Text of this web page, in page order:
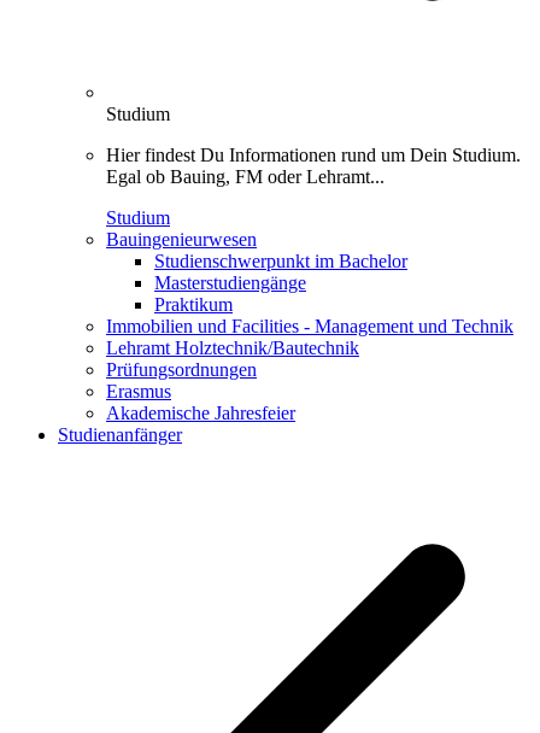
Studium
Hier findest Du Informationen rund um Dein Studium.
Egal ob Bauing, FM oder Lehramt...
Studium
Bauingenieurwesen
Studienschwerpunkt im Bachelor
Masterstudiengänge
Praktikum
Immobilien und Facilities - Management und Technik
Lehramt Holztechnik/Bautechnik
Prüfungsordnungen
Erasmus
Akademische Jahresfeier
Studienanfänger